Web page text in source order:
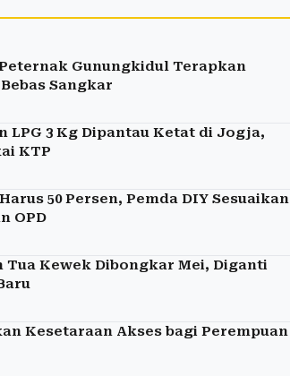
Gunungkidul Terapkan
Sangkar
LPG 3 Kg Dipantau Ketat di Jogja,
KTP
50 Persen, Pemda DIY Sesuaikan
OPD
Tua Kewek Dibongkar Mei, Diganti
Kesetaraan Akses bagi Perempuan